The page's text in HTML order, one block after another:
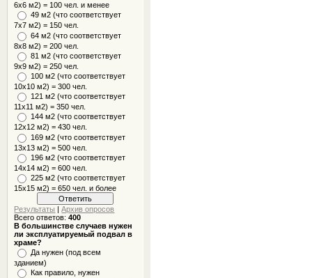
6x6 м2) = 100 чел. и менее
49 м2 (что соответствует
7x7 м2) = 150 чел.
64 м2 (что соответствует
8x8 м2) = 200 чел.
81 м2 (что соответствует
9х9 м2) = 250 чел.
100 м2 (что соответствует
10x10 м2) = 300 чел.
121 м2 (что соответствует
11х11 м2) = 350 чел.
144 м2 (что соответствует
12х12 м2) = 430 чел.
169 м2 (что соответствует
13х13 м2) = 500 чел.
196 м2 (что соответствует
14х14 м2) = 600 чел.
225 м2 (что соответствует
15х15 м2) = 650 чел. и более
Результаты |Архив опросов
Всего ответов:400
В большинстве случаев нужен
ли эксплуатируемый подвал в
храме?
Да нужен (под всем
зданием)
Как правило, нужен